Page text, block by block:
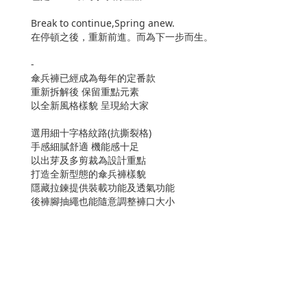
Break to continue,Spring anew.
在停頓之後，重新前進。而為下一步而生。
-
傘兵褲已經成為每年的定番款
重新拆解後 保留重點元素
以全新風格樣貌 呈現給大家
選用細十字格紋路(抗撕裂格)
手感細膩舒適 機能感十足
以出芽及多剪裁為設計重點
打造全新型態的傘兵褲樣貌
隱藏拉鍊提供裝載功能及透氣功能
後褲腳抽繩也能隨意調整褲口大小